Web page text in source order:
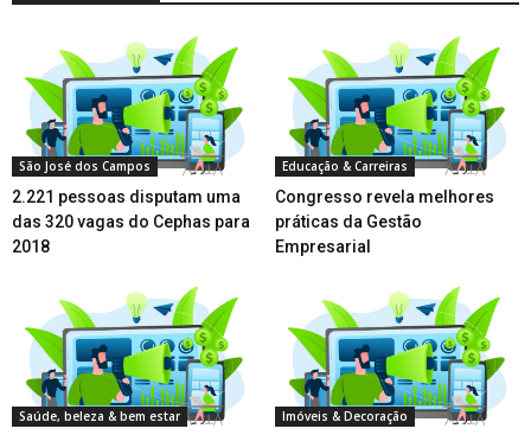
São José dos Campos
2.221 pessoas disputam uma
das 320 vagas do Cephas para
2018
Educação & Carreiras
Congresso revela melhores
práticas da Gestão
Empresarial
Saúde, beleza & bem estar Imóveis & Decoração